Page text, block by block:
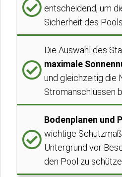
entscheidend, um
Sicherheit des
Die Auswahl des
maximale
und gleichzeitig die
Stromanschlüssen
Bodenplanen und
wichtige
Untergrund vor
den Pool zu